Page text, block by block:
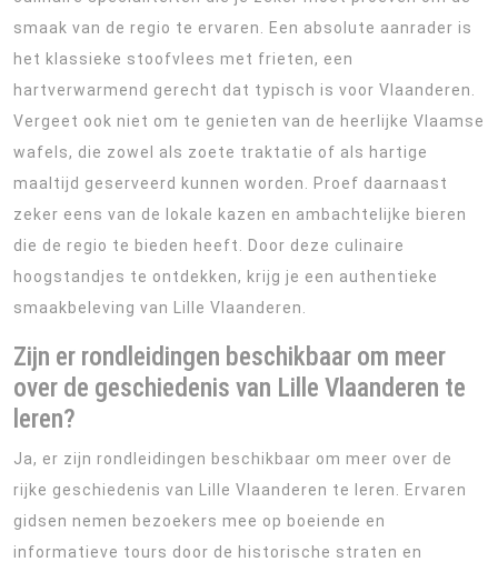
smaak van de regio te ervaren. Een absolute aanrader is
het klassieke stoofvlees met frieten, een
hartverwarmend gerecht dat typisch is voor Vlaanderen.
Vergeet ook niet om te genieten van de heerlijke Vlaamse
wafels, die zowel als zoete traktatie of als hartige
maaltijd geserveerd kunnen worden. Proef daarnaast
zeker eens van de lokale kazen en ambachtelijke bieren
die de regio te bieden heeft. Door deze culinaire
hoogstandjes te ontdekken, krijg je een authentieke
smaakbeleving van Lille Vlaanderen.
Zijn er rondleidingen beschikbaar om meer
over de geschiedenis van Lille Vlaanderen te
leren?
Ja, er zijn rondleidingen beschikbaar om meer over de
rijke geschiedenis van Lille Vlaanderen te leren. Ervaren
gidsen nemen bezoekers mee op boeiende en
informatieve tours door de historische straten en